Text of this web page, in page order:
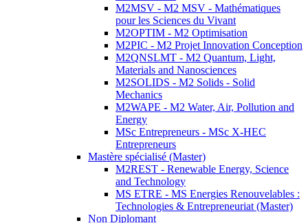
M2MSV - M2 MSV - Mathématiques
pour les Sciences du Vivant
M2OPTIM - M2 Optimisation
M2PIC - M2 Projet Innovation Conception
M2QNSLMT - M2 Quantum, Light,
Materials and Nanosciences
M2SOLIDS - M2 Solids - Solid
Mechanics
M2WAPE - M2 Water, Air, Pollution and
Energy
MSc Entrepreneurs - MSc X-HEC
Entrepreneurs
Mastère spécialisé (Master)
M2REST - Renewable Energy, Science
and Technology
MS ETRE - MS Energies Renouvelables :
Technologies & Entrepreneuriat (Master)
Non Diplomant